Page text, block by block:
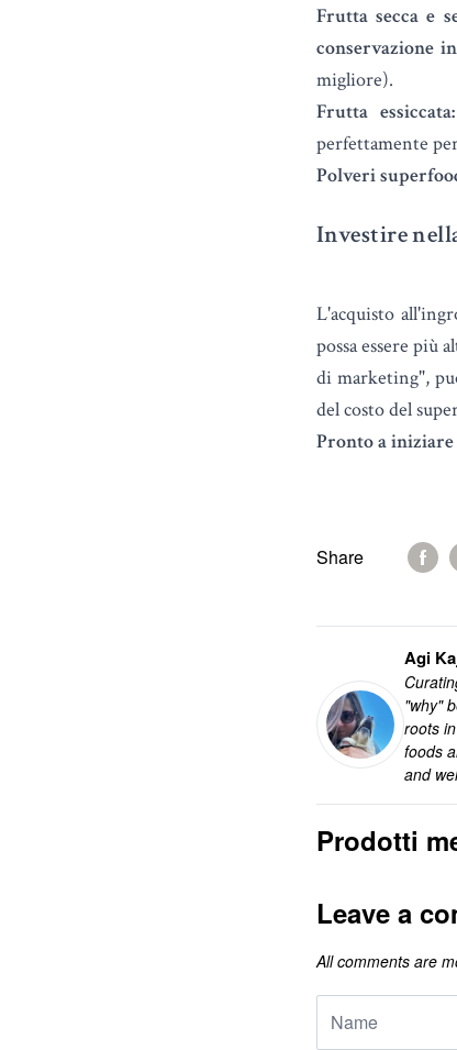
Frutta secca e
conservazione
migliore).
Frutta essiccata:
perfettamente
Polveri
Investire
L'acquisto
possa essere più
di marketing",
del costo del
Pronto a
Share
Agi
"why"
roots
foods
and
Prodotti
Leave a
All comments are